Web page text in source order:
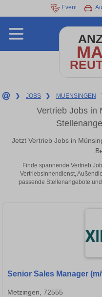
Event
❯ JOBS ❯ MUENSINGEN
Vertrieb Jobs in
Jetzt Vertrieb Jobs in
Finde spannende Vertrieb
Vertriebsinnendienst,
passende Stellenangebote
Senior Sales Manager
Metzingen, 72555